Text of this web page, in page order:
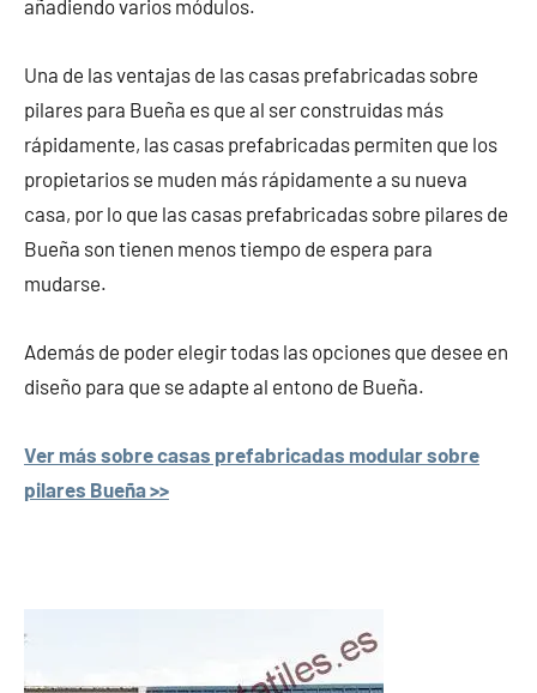
añadiendo varios módulos.
Una de las ventajas de las casas prefabricadas sobre
pilares para Bueña es que al ser construidas más
rápidamente, las casas prefabricadas permiten que los
propietarios se muden más rápidamente a su nueva
casa, por lo que las casas prefabricadas sobre pilares de
Bueña son tienen menos tiempo de espera para
mudarse.
Además de poder elegir todas las opciones que desee en
diseño para que se adapte al entono de Bueña.
Ver más sobre casas prefabricadas modular sobre
pilares Bueña >>